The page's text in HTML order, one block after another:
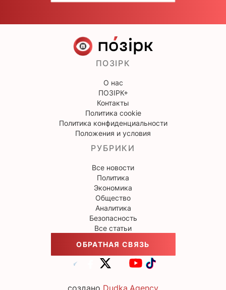
ПОЗІРК
О нас
ПОЗІРК+
Контакты
Политика cookie
Политика конфиденциальности
Положения и условия
РУБРИКИ
Все новости
Политика
Экономика
Общество
Аналитика
Безопасность
Все статьи
ОБРАТНАЯ СВЯЗЬ
создано Dudka.Agency